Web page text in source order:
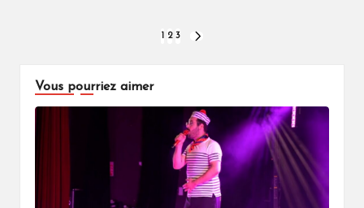
publications
2 3
Vous pourriez aimer